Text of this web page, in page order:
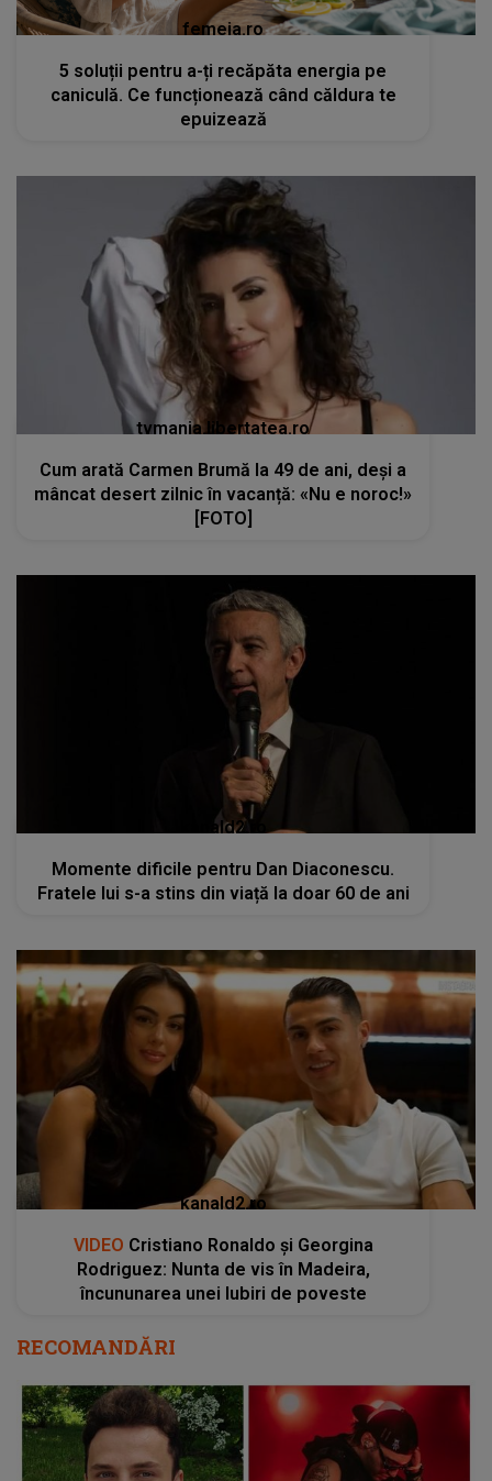
femeia.ro
5 soluții pentru a-ți recăpăta energia pe
caniculă. Ce funcționează când căldura te
epuizează
tvmania.libertatea.ro
Cum arată Carmen Brumă la 49 de ani, deși a
mâncat desert zilnic în vacanță: «Nu e noroc!»
[FOTO]
kanald2.ro
Momente dificile pentru Dan Diaconescu.
Fratele lui s-a stins din viață la doar 60 de ani
kanald2.ro
VIDEO Cristiano Ronaldo și Georgina
Rodriguez: Nunta de vis în Madeira,
încununarea unei Iubiri de poveste
RECOMANDĂRI